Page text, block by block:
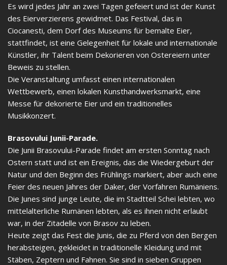
Es wird jedes Jahr an zwei Tagen gefeiert und ist der Kunst
des Eierverzierens gewidmet. Das Festival, das in
Ciocanesti, dem Dorf des Museums für bemalte Eier,
stattfindet, ist eine Gelegenheit für lokale und internationale
Künstler, ihr Talent beim Dekorieren von Ostereiern unter
Beweis zu stellen.
Die Veranstaltung umfasst einen internationalen
Wettbewerb, einen lokalen Kunsthandwerksmarkt, eine
Messe für dekorierte Eier und ein traditionelles
Musikkonzert.
Brasovului Junii-Parade.
Die Junii Brasovului-Parade findet am ersten Sonntag nach
Ostern statt und ist ein Ereignis, das die Wiedergeburt der
Natur und den Beginn des Frühlings markiert, aber auch eine
Feier des neuen Jahres der Daker, der Vorfahren Rumäniens.
Die Junes sind junge Leute, die im Stadtteil Schei lebten, wo
mittelalterliche Rumänen lebten, als es ihnen nicht erlaubt
war, in der Zitadelle von Brasov zu leben.
Heute zeigt das Fest die Junis, die zu Pferd von den Bergen
herabsteigen, gekleidet in traditionelle Kleidung und mit
Stäben, Zeptern und Fahnen. Sie sind in sieben Gruppen